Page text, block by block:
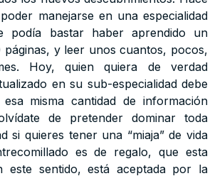
manejarse en una especialidad
podía bastar haber aprendido un
páginas, y leer unos cuantos, pocos,
Hoy, quien quiera de verdad
en su sub-especialidad debe
misma cantidad de información
de pretender dominar toda
si quieres tener una “miaja” de vida
es de regalo, que esta
este sentido, está aceptada por la